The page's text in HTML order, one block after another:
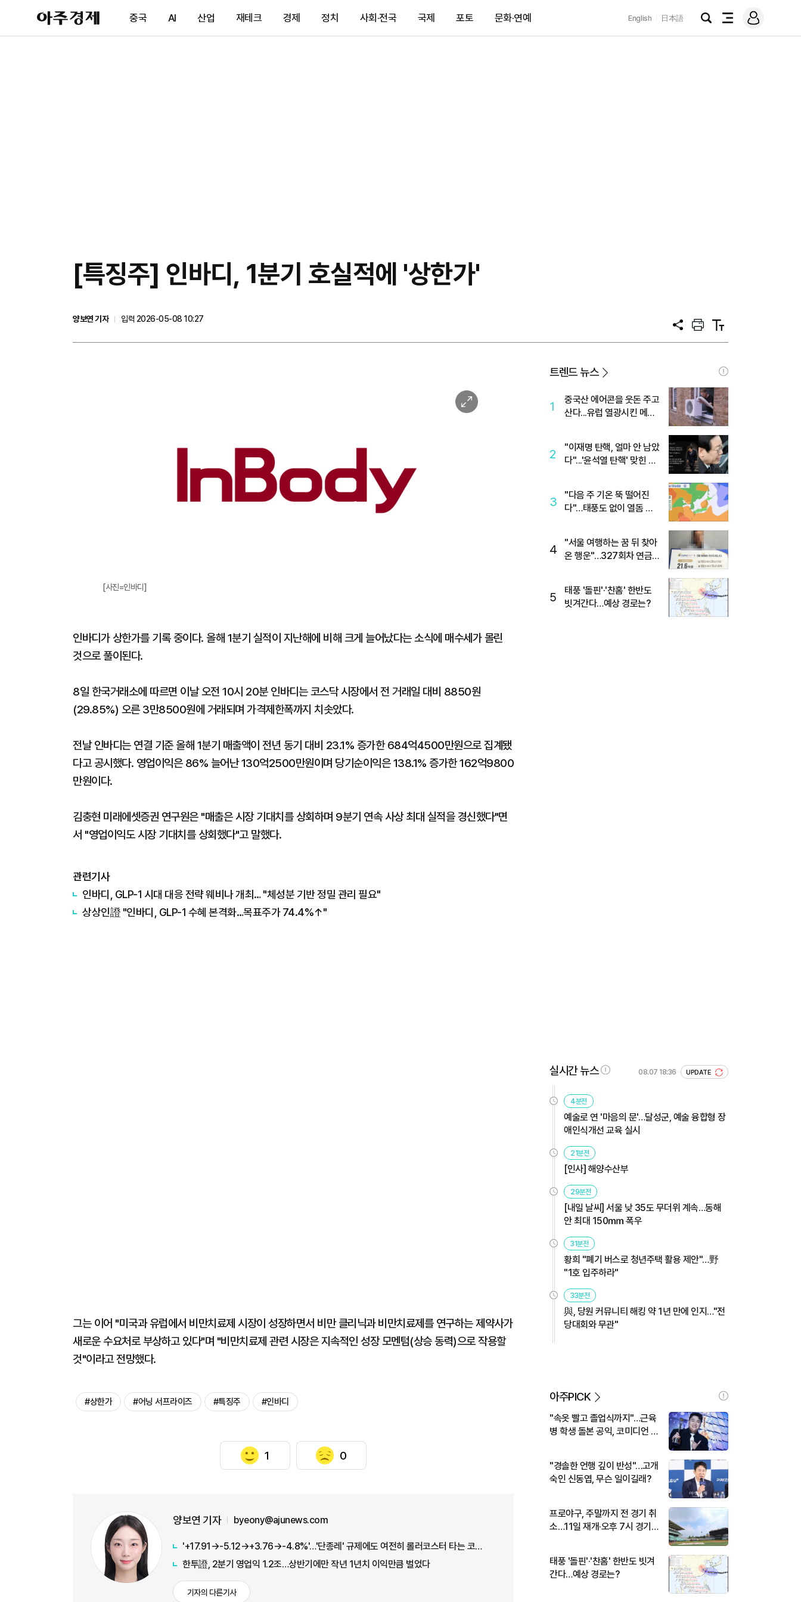
아
주
제
중국 AI 산업 재테크 경제 정치 사회·전국 국제 포토 문화·연예 English 日本語
검
전
메
그
[특징주] 인바디, 1분기 호실적에 '상한가'
양보연 기자
입력 2026-05-08 10:27
공
프
트
텍
트
이
미
[사진=인바디]
인바디가 상한가를 기록 중이다. 올해 1분기 실적이 지난해에 비해 크게 늘어났다는 소식에 매수세가 몰린
것으로 풀이된다.
8일 한국거래소에 따르면 이날 오전 10시 20분 인바디는 코스닥 시장에서 전 거래일 대비 8850원
(29.85%) 오른 3만8500원에 거래되며 가격제한폭까지 치솟았다.
전날 인바디는 연결 기준 올해 1분기 매출액이 전년 동기 대비 23.1% 증가한 684억4500만원으로 집계됐
다고 공시했다. 영업이익은 86% 늘어난 130억2500만원이며 당기순이익은 138.1% 증가한 162억9800
만원이다.
김충현 미래에셋증권 연구원은 "매출은 시장 기대치를 상회하며 9분기 연속 사상 최대 실적을 경신했다"면
서 "영업이익도 시장 기대치를 상회했다"고 말했다.
관련기사
인바디, GLP-1 시대 대응 전략 웨비나 개최… "체성분 기반 정밀 관리 필요"
상상인證 "인바디, GLP-1 수혜 본격화…목표주가 74.4%↑"
그는 이어 "미국과 유럽에서 비만치료제 시장이 성장하면서 비만 클리닉과 비만치료제를 연구하는 제약사가
새로운 수요처로 부상하고 있다"며 "비만치료제 관련 시장은 지속적인 성장 모멘텀(상승 동력)으로 작용할
것"이라고 전망했다.
#상한가 #어닝 서프라이즈 #특징주 #인바디
1 0
양보연 기자 byeony@ajunews.com
'+17.91→-5.12→+3.76→-4.8%'…'단종레' 규제에도 여전히 롤러코스터 타는 코스피
한투證, 2분기 영업익 1.2조…상반기에만 작년 1년치 이익만큼 벌었다
기자의 다른기사
트렌드 뉴스
1
중국산 에어콘을 웃돈 주고
산다...유럽 열광시킨 메이
2
"이재명 탄핵, 얼마 안 남았
다"...'윤석열 탄핵' 맞힌 무
3
"다음 주 기온 뚝 떨어진
다"…태풍도 없이 열돔 박
4
"서울 여행하는 꿈 뒤 찾아
온 행운"…327회차 연금
5
태풍 '돌핀'·'찬홈' 한반도
빗겨간다…예상 경로는?
실시간 뉴스 08.07 18:36 UPDATE
4분전
예술로 연 '마음의 문'…달성군, 예술 융합형 장
애인식개선 교육 실시
21분전
[인사] 해양수산부
29분전
[내일 날씨] 서울 낮 35도 무더위 계속…동해
안 최대 150㎜ 폭우
31분전
황희 "폐기 버스로 청년주택 활용 제안"…野
"1호 입주하라"
33분전
與, 당원 커뮤니티 해킹 약 1년 만에 인지…"전
당대회와 무관"
아주PICK
"속옷 빨고 졸업식까지"…근육
병 학생 돌본 공익, 코미디언 김
"경솔한 언행 깊이 반성"…고개
숙인 신동엽, 무슨 일이길래?
프로야구, 주말까지 전 경기 취
소…11일 재개·오후 7시 경기
태풍 '돌핀'·'찬홈' 한반도 빗겨
간다…예상 경로는?